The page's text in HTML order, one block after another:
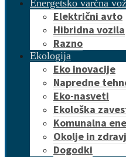
Energetsko varčna
Električni avto
Hibridna vozila
Razno
Ekologija
Eko inovacije
Napredne
Eko-nasveti
Ekološka
Komunalna
Okolje in
Dogodki